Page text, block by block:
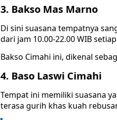
3. Bakso Mas Marno
Di sini suasana tempatnya
dari jam 10.00-22.00 WIB
Bakso Cimahi ini, dikenal
4. Baso Laswi Cimahi
Tempat ini memiliki suasana
terasa gurih khas kuah